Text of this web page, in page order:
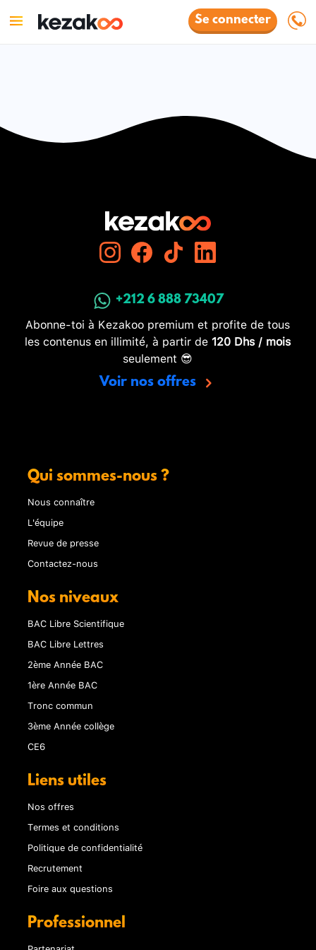
Se connecter
+212 6 888 73407
Abonne-toi à Kezakoo premium et profite de tous
les contenus en illimité, à partir de 120 Dhs / mois
seulement 😎
Voir nos offres
Qui sommes-nous ?
Nous connaître
L'équipe
Revue de presse
Contactez-nous
Nos niveaux
BAC Libre Scientifique
BAC Libre Lettres
2ème Année BAC
1ère Année BAC
Tronc commun
3ème Année collège
CE6
Liens utiles
Nos offres
Termes et conditions
Politique de confidentialité
Recrutement
Foire aux questions
Professionnel